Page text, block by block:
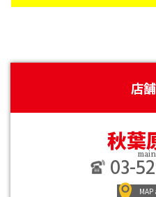
店
秋葉
03-